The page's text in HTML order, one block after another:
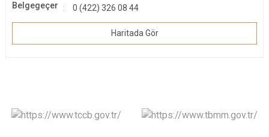
Belgegeçer
0 (422) 326 08 44
Haritada Gör